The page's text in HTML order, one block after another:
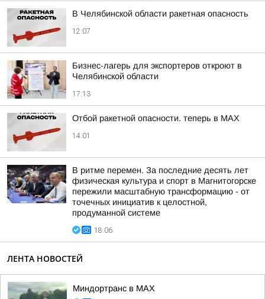
В Челябинской области ракетная опасность
12:07
Бизнес-лагерь для экспортеров откроют в
Челябинской области
17:13
Отбой ракетной опасности. теперь в MAX
14:01
В ритме перемен. За последние десять лет
физическая культура и спорт в Магнитогорске
пережили масштабную трансформацию - от
точечных инициатив к целостной,
продуманной системе
18:06
ЛЕНТА НОВОСТЕЙ
Миндортранс в MAX